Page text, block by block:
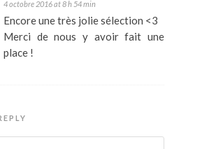
4 octobre 2016 at 8 h 54 min
Encore une très jolie sélection <3
Merci de nous y avoir fait une
place !